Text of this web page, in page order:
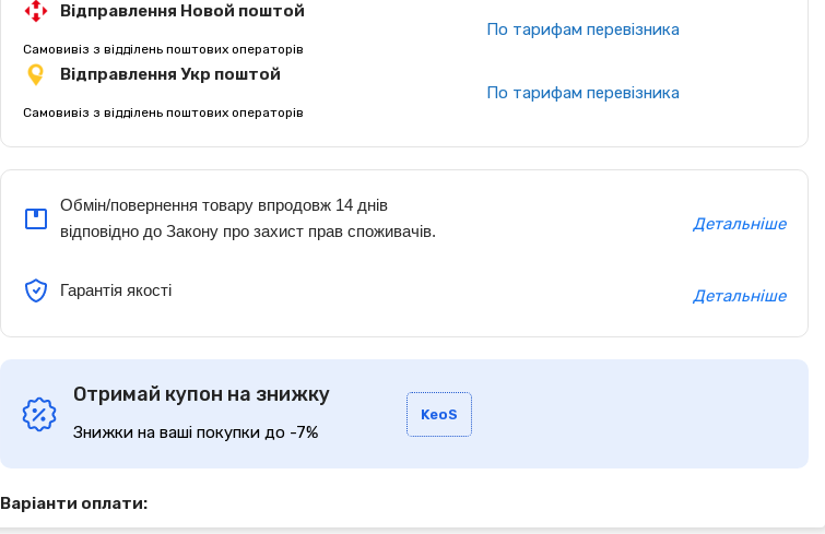
Відправлення Новой поштой
Самовивіз з відділень поштових операторів
По тарифам перевізника
Відправлення Укр поштой
Самовивіз з відділень поштових операторів
По тарифам перевізника
Обмін/повернення товару впродовж 14 днів
відповідно до Закону про захист прав споживачів.
Детальніше
Гарантія якості Детальніше
Отримай купон на знижку
Знижки на ваші покупки до -7%
KeoS
Варіанти оплати: